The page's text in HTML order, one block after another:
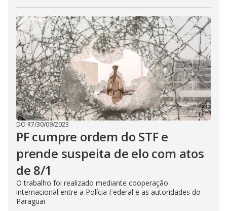
DO R7/30/09/2023
PF cumpre ordem do STF e
prende suspeita de elo com atos
de 8/1
O trabalho foi realizado mediante cooperação
internacional entre a Polícia Federal e as autoridades do
Paraguai